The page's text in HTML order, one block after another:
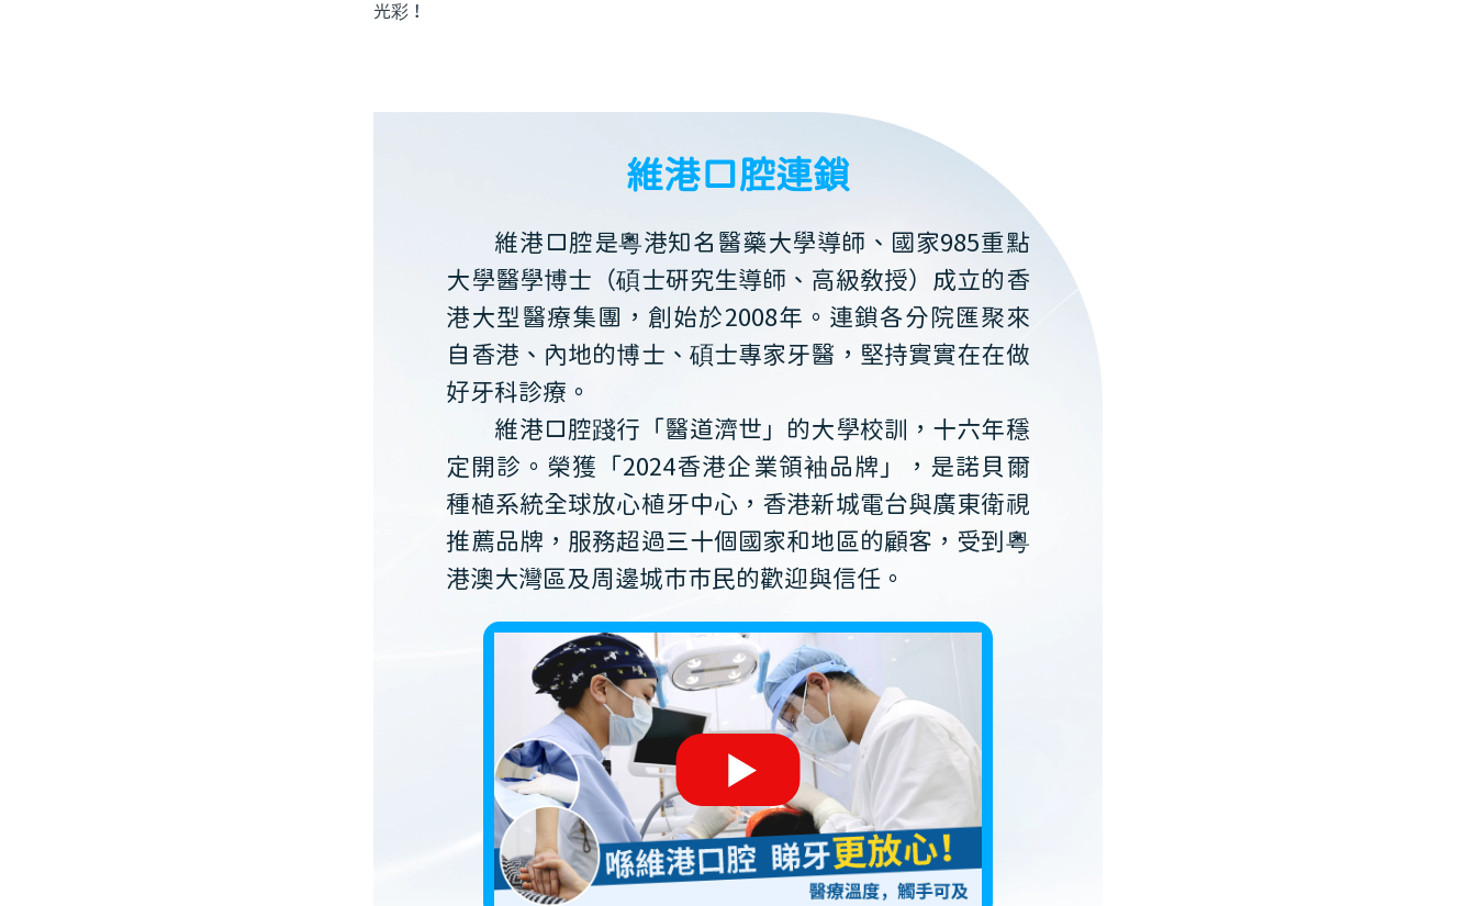
光彩！
維港口腔連鎖
維港口腔是粵港知名醫藥大學導師、國家985重點
大學醫學博士（碩士研究生導師、高級教授）成立的香
港大型醫療集團，創始於2008年。連鎖各分院匯聚來
自香港、內地的博士、碩士專家牙醫，堅持實實在在做
好牙科診療。
維港口腔踐行「醫道濟世」的大學校訓，十六年穩
定開診。榮獲「2024香港企業領袖品牌」，是諾貝爾
種植系統全球放心植牙中心，香港新城電台與廣東衛視
推薦品牌，服務超過三十個國家和地區的顧客，受到粵
港澳大灣區及周邊城市市民的歡迎與信任。